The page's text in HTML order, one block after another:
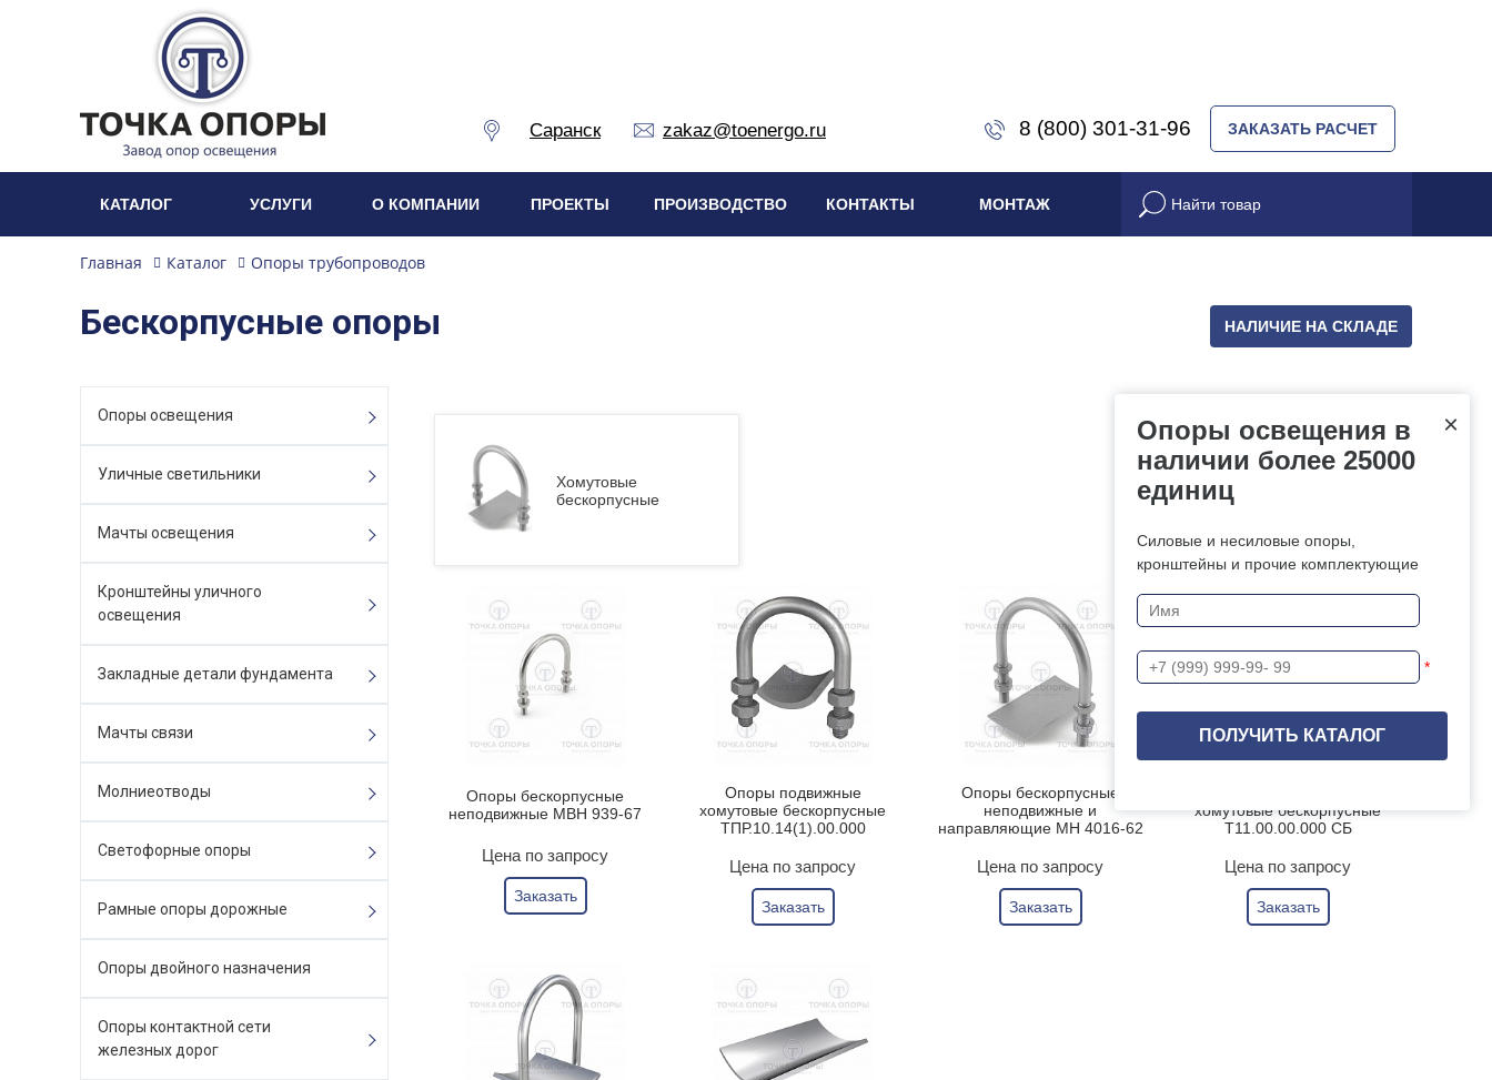
Саранск zakaz@toenergo.ru 8 (800) 301-31-96 ЗАКАЗАТЬ РАСЧЕТ
КАТАЛОГ УСЛУГИ О КОМПАНИИ ПРОЕКТЫ ПРОИЗВОДСТВО КОНТАКТЫ МОНТАЖ
Главная Каталог Опоры трубопроводов
Бескорпусные опоры НАЛИЧИЕ НА СКЛАДЕ
Опоры освещения
Уличные светильники
Мачты освещения
Кронштейны уличного
освещения
Закладные детали фундамента
Мачты связи
Молниеотводы
Светофорные опоры
Рамные опоры дорожные
Опоры двойного назначения
Опоры контактной сети
железных дорог
Хомутовые
бескорпусные
Опоры бескорпусные
неподвижные МВН 939-67
Цена по запросу
Заказать
Опоры подвижные
хомутовые бескорпусные
ТПР.10.14(1).00.000
Цена по запросу
Заказать
Опоры бескорпусные
неподвижные и
направляющие МН 4016-62
Цена по запросу
Заказать
хомутовые бескорпусные
Т11.00.00.000 СБ
Цена по запросу
Заказать
×
Опоры освещения в
наличии более 25000
единиц
Силовые и несиловые опоры,
кронштейны и прочие комплектующие
*